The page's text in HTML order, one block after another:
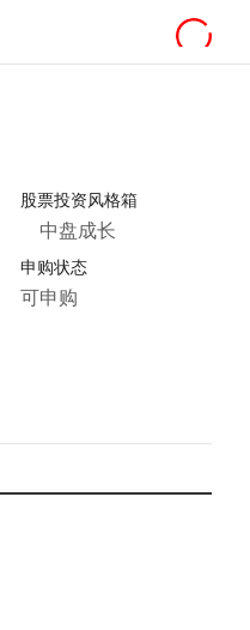
股票投资风格箱
中盘成长
申购状态
可申购